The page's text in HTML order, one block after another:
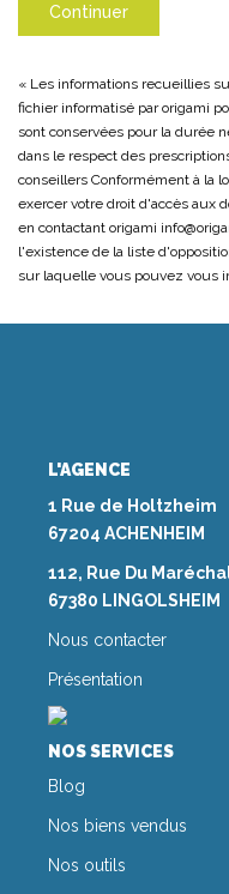
Continuer
« Les informations recueillies
fichier informatisé par origami
sont conservées pour la durée
dans le respect des
conseillers Conformément à la
exercer votre droit d'accès aux
en contactant origami
l'existence de la liste
sur laquelle vous pouvez vous
L'AGENCE
1 Rue de Holtzheim
67204 ACHENHEIM
112, Rue Du
67380 LINGOLSHEIM
Nous contacter
Présentation
NOS SERVICES
Blog
Nos biens vendus
Nos outils